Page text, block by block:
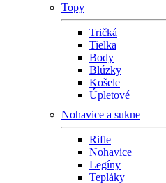
Topy
Tričká
Tielka
Body
Blúzky
Košele
Úpletové
Nohavice a sukne
Rifle
Nohavice
Legíny
Tepláky